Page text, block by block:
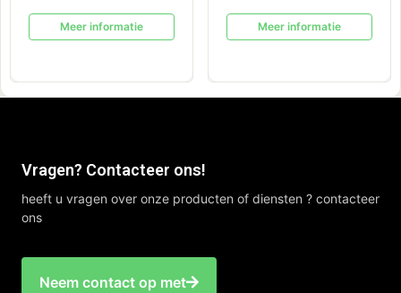
Meer informatie Meer informatie
Vragen? Contacteer ons!
heeft u vragen over onze producten of diensten ? contacteer
ons
Neem contact op met